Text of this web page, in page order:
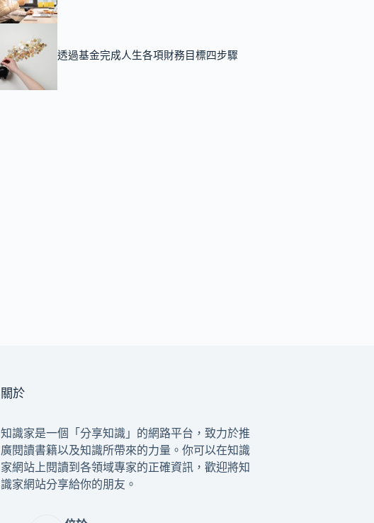
透過基金完成人生各項財務目標四步驟
關於
知識家是一個「分享知識」的網路平台，致力於推
廣閱讀書籍以及知識所帶來的力量。你可以在知識
家網站上閱讀到各領域專家的正確資訊，歡迎將知
識家網站分享給你的朋友。